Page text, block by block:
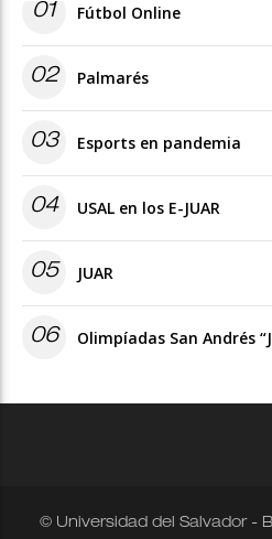
01 Fútbol Online
02 Palmarés
03 Esports en pandemia
04 USAL en los E-JUAR
05 JUAR
06 Olimpíadas San Andrés
© Universidad del Salvador -